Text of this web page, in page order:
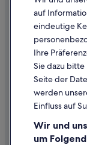
Inhaltsrichtlinien
Hilfe
Hilfe
Flug stornieren
Rückerstattungsdauer
auf
eindeutige
Ihre
Sie dazu
Seite der
werden
Einfluss auf
Wir und
um